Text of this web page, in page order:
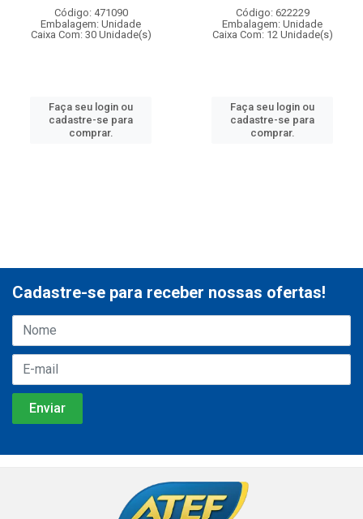
Código: 471090
Embalagem: Unidade
Caixa Com: 30 Unidade(s)
Faça seu login ou
cadastre-se para
comprar.
Código: 622229
Embalagem: Unidade
Caixa Com: 12 Unidade(s)
Faça seu login ou
cadastre-se para
comprar.
Cadastre-se para receber nossas ofertas!